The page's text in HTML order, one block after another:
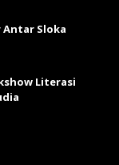
Antar Sloka
Literasi